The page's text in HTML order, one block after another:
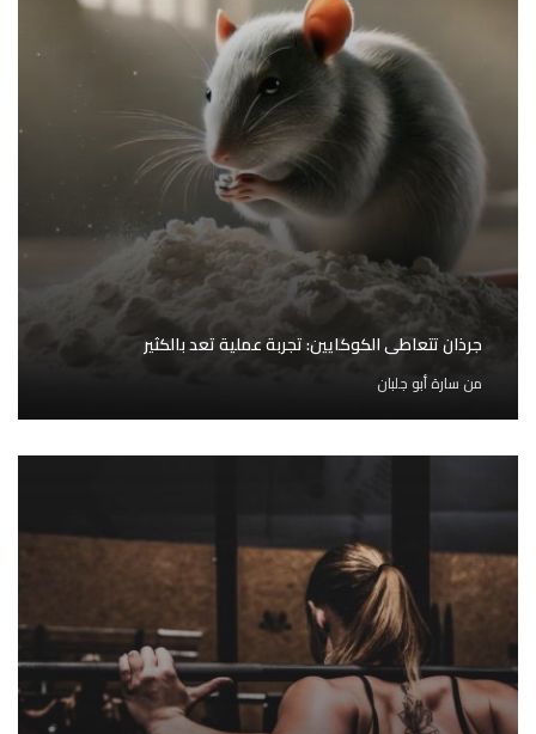
جرذان تتعاطى الكوكايين: تجربة عملية تعد بالكثير
من سارة أبو جلبان